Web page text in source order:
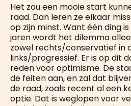
Het zou een mooie start
raad. Dan leren ze elkaar
op zijn minst. Want één ding
jaren wordt het dilemma
zowel rechts/conservatief in
links/progressief. Er is op dit
reden voor optimisme. De
de feiten aan, en zal dat
de raad, zoals recent al een
optie. Dat is weglopen voor